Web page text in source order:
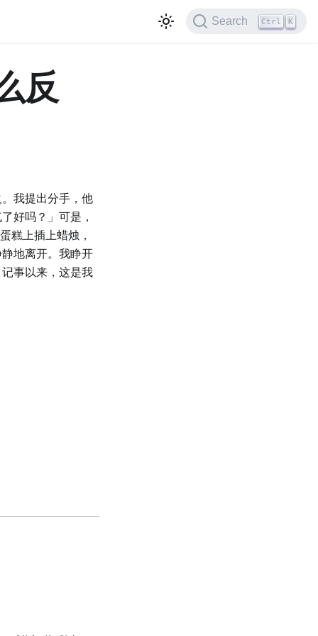
Search Ctrl K
反
我提出分手，他
好吗？」可是，
糕上插上蜡烛，
地离开。我睁开
事以来，这是我